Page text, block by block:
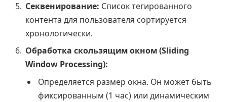
Секвенирование: Список тегированного
контента для пользователя сортируется
хронологически.
Обработка скользящим окном (Sliding
Window Processing):
Определяется размер окна. Он может быть
фиксированным (1 час) или динамическим